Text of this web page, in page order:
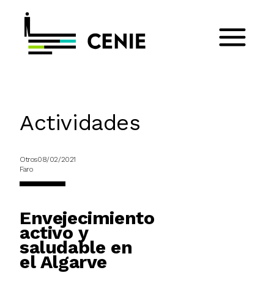
Actividades
Otros08/02/2021
Faro
Envejecimiento
activo y
saludable en
el Algarve